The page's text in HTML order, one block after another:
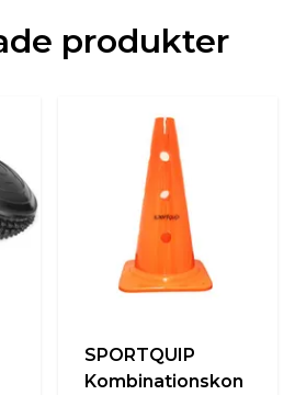
produkter
SPORTQUIP
Kombinationskon